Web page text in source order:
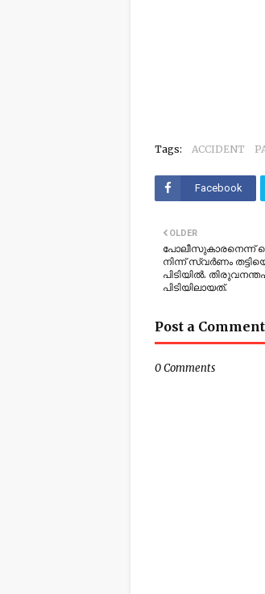
Tags: ACCIDENT
Facebook
OLDER
പോലീസുകാരനെന്ന്
നിന്ന് സ്വർണം
പിടിയിൽ.
പിടിയിലായത്.
Post a Comment
0 Comments